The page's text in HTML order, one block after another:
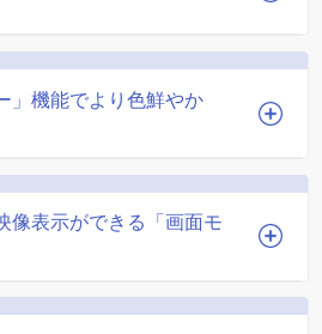
」機能でより色鮮やか
像表示ができる「画面モ